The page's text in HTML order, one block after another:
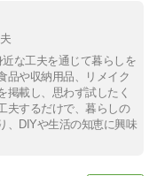
な工夫を通じて暮らしを
品や収納用品、リメイク
掲載し、思わず試したく
夫するだけで、暮らしの
、DIYや生活の知恵に興味